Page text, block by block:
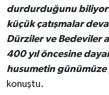
durdurduğunu
küçük çatışmalar
Dürziler ve Bedeviler
400 yıl öncesine
husumetin günümüze
konuştu.